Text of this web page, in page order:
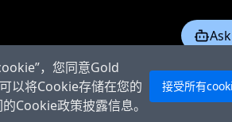
，您同意Gold
以将Cookie存储在您的
Cookie政策披露信息。
接受所有